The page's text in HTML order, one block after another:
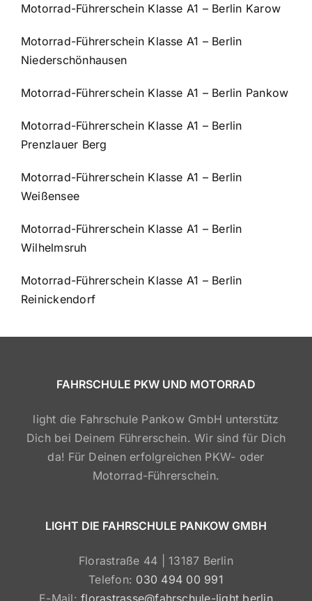
Motorrad-Führerschein Klasse A1 – Berlin Karow
Motorrad-Führerschein Klasse A1 – Berlin
Niederschönhausen
Motorrad-Führerschein Klasse A1 – Berlin Pankow
Motorrad-Führerschein Klasse A1 – Berlin
Prenzlauer Berg
Motorrad-Führerschein Klasse A1 – Berlin
Weißensee
Motorrad-Führerschein Klasse A1 – Berlin
Wilhelmsruh
Motorrad-Führerschein Klasse A1 – Berlin
Reinickendorf
FAHRSCHULE PKW UND MOTORRAD
light die Fahrschule Pankow GmbH unterstütz
Dich bei Deinem Führerschein. Wir sind für Dich
da! Für Deinen erfolgreichen PKW- oder
Motorrad-Führerschein.
LIGHT DIE FAHRSCHULE PANKOW GMBH
Florastraße 44 | 13187 Berlin
Telefon: 030 494 00 991
E-Mail:florastrasse@fahrschule-light.berlin